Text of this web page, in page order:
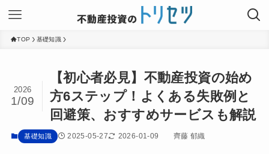
TOP 基礎知識
【初心者必見】不動産投資の始め
方6ステップ！よくある失敗例と
回避策、おすすめサービスも解説
2026
1/09
基礎知識 2025-05-27 2026-01-09 齊藤 郁織